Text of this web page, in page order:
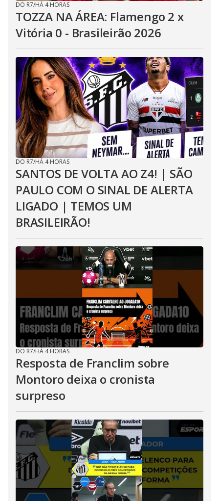
DO R7/HÁ 4 HORAS
TOZZA NA ÁREA: Flamengo 2 x
Vitória 0 - Brasileirão 2026
DO R7/HÁ 4 HORAS
SANTOS DE VOLTA AO Z4! | SÃO
PAULO COM O SINAL DE ALERTA
LIGADO | TEMOS UM
BRASILEIRÃO!
DO R7/HÁ 4 HORAS
Resposta de Franclim sobre
Montoro deixa o cronista
surpreso